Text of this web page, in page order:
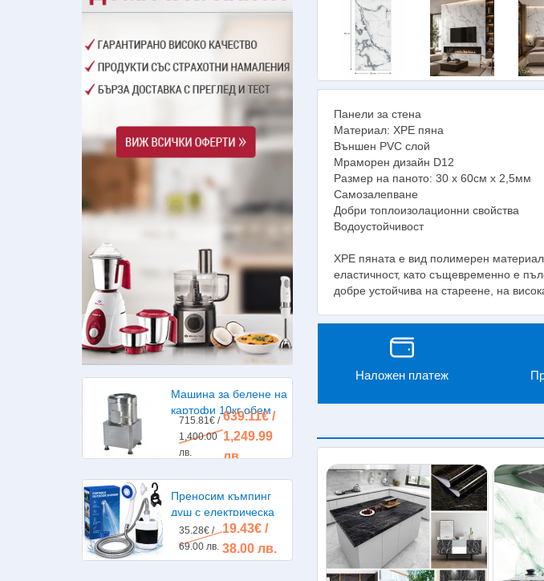
Машина за белене на
картофи 10кг обем
715.81€ /
1,400.00
лв.
639.11€ /
1,249.99
лв.
Преносим къмпинг
душ с електрическа
помпа, акумулаторна
батерия
35.28€ /
69.00 лв.
19.43€ /
38.00 лв.
Панели за стена
Материал: XPE пяна
Външен PVC слой
Мраморен дизайн D12
Размер на паното: 30 х 60см х 2,5мм
Самозалепване
Добри топлоизолационни свойства
Водоустойчивост
XPE пяната е вид полимерен
еластичност, като същевременно е
добре устойчива на стареене, на
Наложен платеж